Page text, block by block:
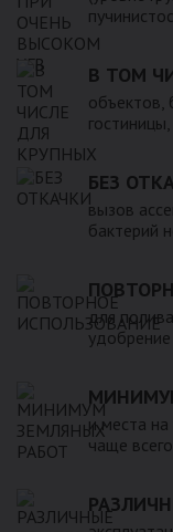
В ТОМ
объектов,
БЕЗ
вызов
бактерий
для
удобрение
и места на
чаще